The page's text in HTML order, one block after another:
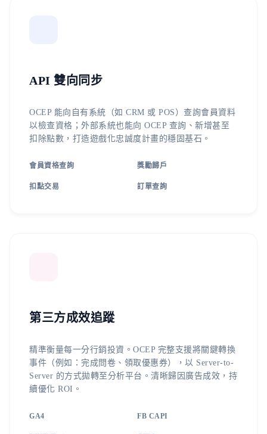
API 雙向同步
OCEP 能向自有系統（如 CRM 或 POS）查詢會員資料
以檢查資格；外部系統也能向 OCEP 查詢、新增甚至
扣除點數，打造遊戲化忠誠度計畫的穩固基石。
會員資格查詢 獎勵歸戶
扣點交易 訂單查詢
第三方成效追蹤
精準衡量每一分行銷投資。OCEP 完整支援將關鍵轉換
事件（例如：完成問卷、領取優惠券），以 Server-to-
Server 的方式拋轉至分析平台。清晰歸因廣告成效，持
續優化 ROI。
GA4 FB CAPI